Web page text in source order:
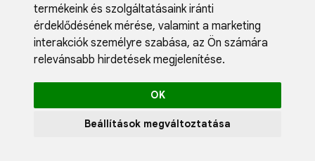
termékeink és szolgáltatásaink iránti
érdeklődésének mérése, valamint a marketing
interakciók személyre szabása, az Ön számára
relevánsabb hirdetések megjelenítése.
OK
Beállítások megváltoztatása
Blog